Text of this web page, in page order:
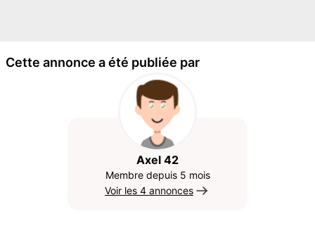
Cette annonce a été publiée par
Axel 42
Membre depuis 5 mois
Voir les 4 annonces